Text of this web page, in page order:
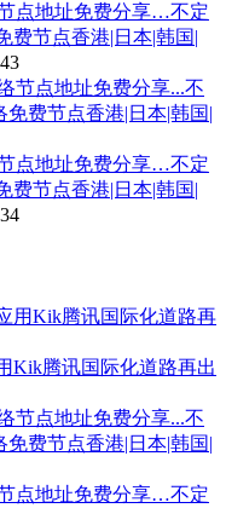
节点地址免费分享…不定
节点香港|日本|韩国|
节点地址免费分享…不定
节点香港|日本|韩国|
Kik腾讯国际化道路再出
节点地址免费分享…不定